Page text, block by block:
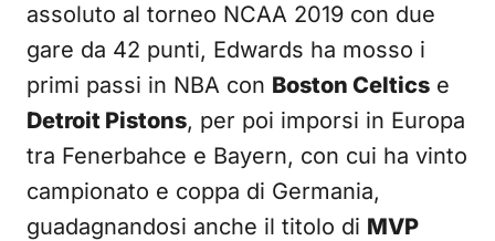
assoluto al torneo NCAA 2019 con due
gare da 42 punti, Edwards ha mosso i
primi passi in NBA con Boston Celtics e
Detroit Pistons, per poi imporsi in Europa
tra Fenerbahce e Bayern, con cui ha vinto
campionato e coppa di Germania,
guadagnandosi anche il titolo di MVP